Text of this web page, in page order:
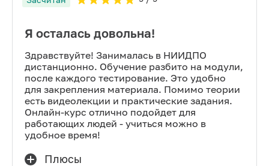
Я осталась довольна!
Здравствуйте! Занималась в НИИДПО
дистанционно. Обучение разбито на модули,
после каждого тестирование. Это удобно
для закрепления материала. Помимо теории
есть видеолекции и практические задания.
Онлайн-курс отлично подойдет для
работающих людей - учиться можно в
удобное время!
Плюсы